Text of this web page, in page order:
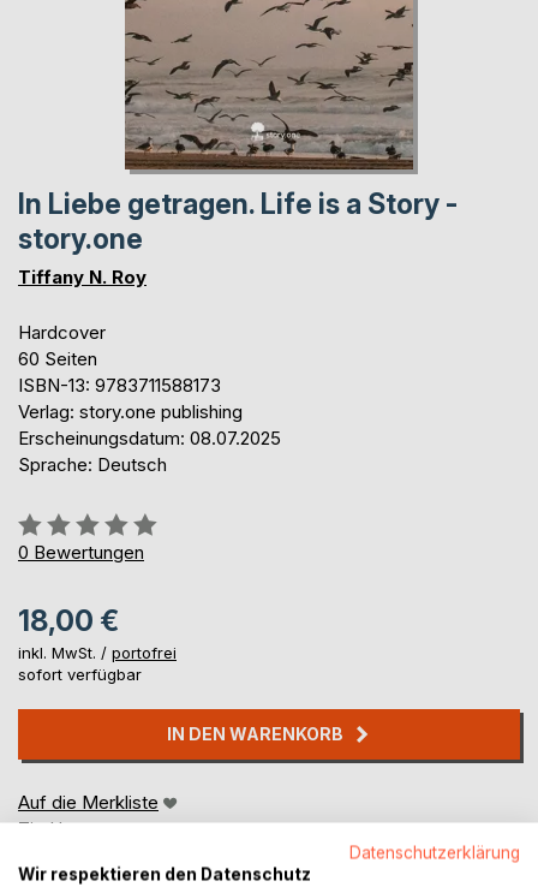
In Liebe getragen. Life is a Story -
story.one
Tiffany N. Roy
Hardcover
60 Seiten
ISBN-13: 9783711588173
Verlag: story.one publishing
Erscheinungsdatum: 08.07.2025
Sprache: Deutsch
Bewertung::
0%
0 Bewertungen
18,00 €
inkl. MwSt. / portofrei
sofort verfügbar
IN DEN WARENKORB
Auf die Merkliste
Titel bewerten
Datenschutzerklärung
Wir respektieren den Datenschutz